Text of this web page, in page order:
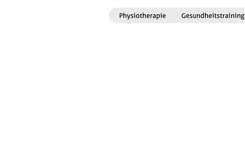
Physiotherapie Gesundheitstraining